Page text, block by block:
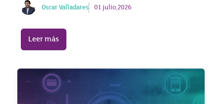
Oscar Valladares 01 julio,2026
Leer más